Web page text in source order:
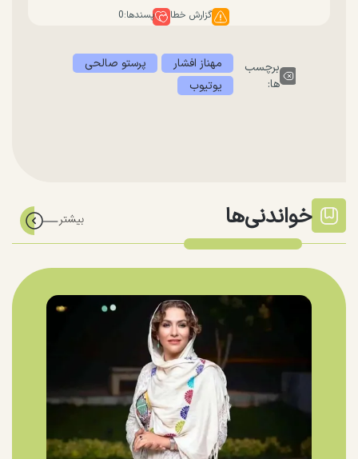
گزارش خطا پسندها:0
برچسب
ها:
مهناز افشار
پرستو صالحی
یوتیوب
خواندنی‌ها